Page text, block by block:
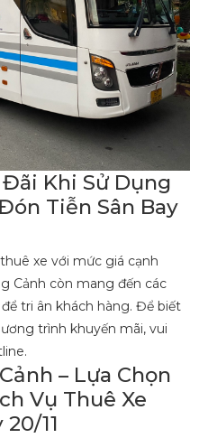
Đãi Khi Sử Dụng
Tiễn Sân Bay
xe với mức giá cạnh
Cảnh còn mang đến các
tri ân khách hàng. Để biết
trình khuyến mãi, vui
– Lựa Chọn
Vụ Thuê Xe
11